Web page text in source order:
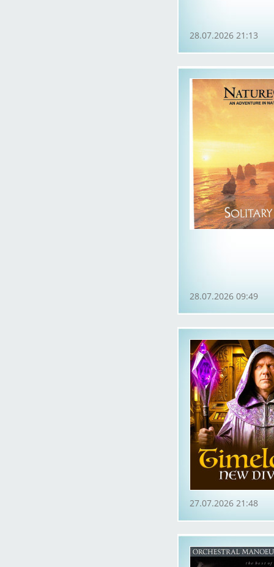
28.07.2026 21:13
28.07.2026 09:49
27.07.2026 21:48